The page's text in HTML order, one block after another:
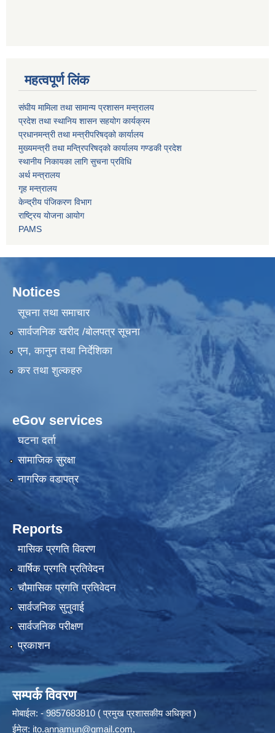
महत्वपूर्ण लिंक
संघीय मामिला तथा सामान्य प्रशासन मन्त्रालय
प्रदेश तथा स्थानिय शासन सहयोग कार्यक्रम
प्रधानमन्त्री तथा मन्त्रीपरिषद्को कार्यालय
मुख्यमन्त्री तथा मन्त्रिपरिषद्को कार्यालय गण्डकी प्रदेश
स्थानीय निकायका लागि सुचना प्रविधि
अर्थ मन्त्रालय
गृह मन्त्रालय
केन्द्रीय पंजिकरण विभाग
राष्ट्रिय योजना आयोग
PAMS
Notices
सूचना तथा समाचार
सार्वजनिक खरीद /बोलपत्र सूचना
एन, कानुन तथा निर्देशिका
कर तथा शुल्कहरु
eGov services
घटना दर्ता
सामाजिक सुरक्षा
नागरिक वडापत्र
Reports
मासिक प्रगति विवरण
वार्षिक प्रगति प्रतिवेदन
चौमासिक प्रगति प्रतिवेदन
सार्वजनिक सुनुवाई
सार्वजनिक परीक्षण
प्रकाशन
सम्पर्क विवरण
मोबाईल: - 9857683810 ( प्रमुख प्रशासकीय अधिकृत )
ईमेल: ito.annamun@gmail.com,